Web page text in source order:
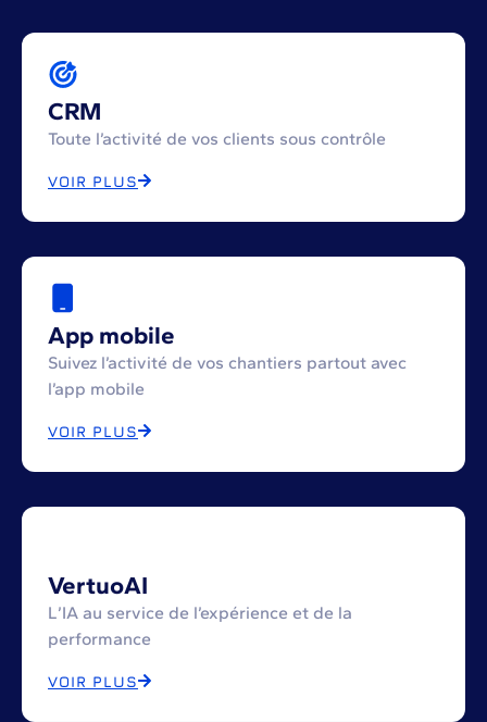
CRM
Toute l’activité de vos clients sous contrôle
VOIR PLUS
App mobile
Suivez l’activité de vos chantiers partout avec
l’app mobile
VOIR PLUS
VertuoAI
L’IA au service de l’expérience et de la
performance
VOIR PLUS